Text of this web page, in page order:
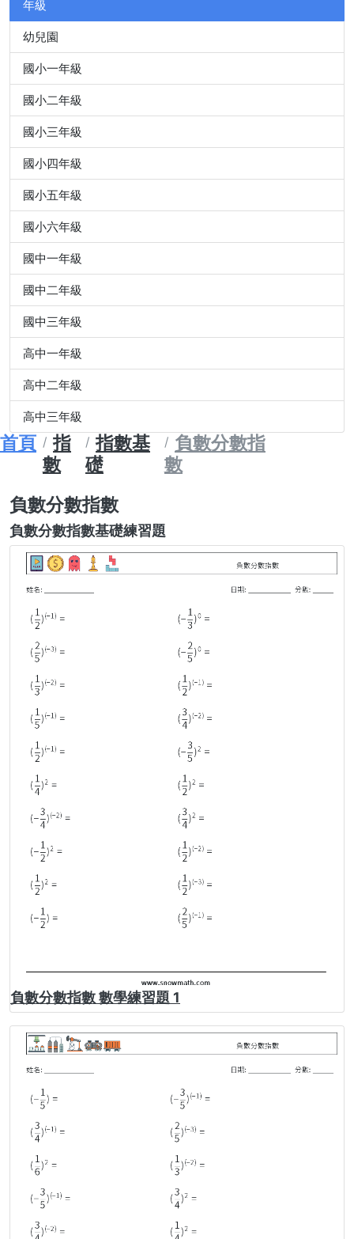
年級
幼兒園
國小一年級
國小二年級
國小三年級
國小四年級
國小五年級
國小六年級
國中一年級
國中二年級
國中三年級
高中一年級
高中二年級
高中三年級
首頁
指
數
指數基
礎
負數分數指
數
負數分數指數
負數分數指數基礎練習題
負數分數指數 數學練習題 1